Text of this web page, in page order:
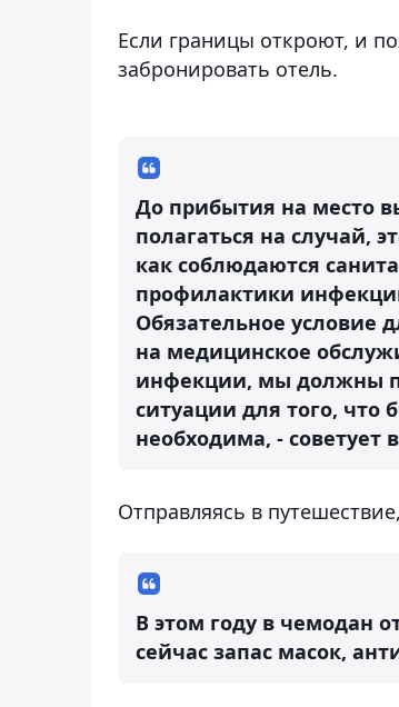
Если границы откроют, и
забронировать отель.
До прибытия на место
полагаться на случай,
как соблюдаются
профилактики
Обязательное условие
на медицинское
инфекции, мы должны
ситуации для того, что
необходима, - советует
Отправляясь в
В этом году в чемодан
сейчас запас масок,